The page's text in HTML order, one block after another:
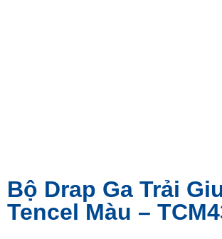
Bộ Drap Ga Trải
Tencel Màu –